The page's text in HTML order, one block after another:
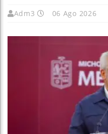
Adm3 06 Ago 2026